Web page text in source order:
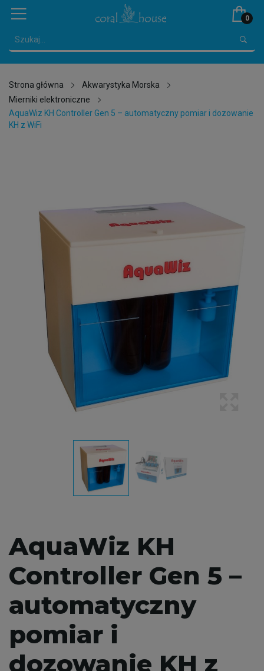
0
Strona główna
Akwarystyka Morska
Mierniki elektroniczne
AquaWiz KH Controller Gen 5 – automatyczny pomiar i dozowanie
KH z WiFi
AquaWiz KH
Controller Gen 5 –
automatyczny
pomiar i
dozowanie KH z